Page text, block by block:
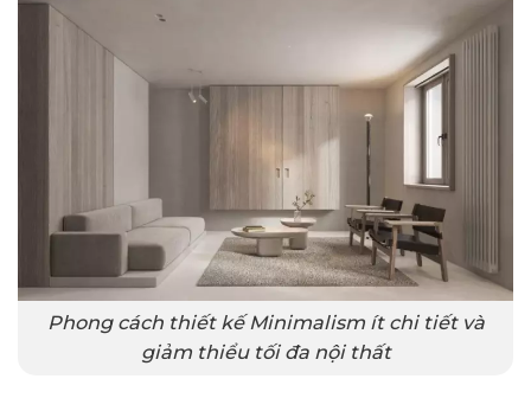
Phong cách thiết kế Minimalism ít chi tiết và
giảm thiểu tối đa nội thất